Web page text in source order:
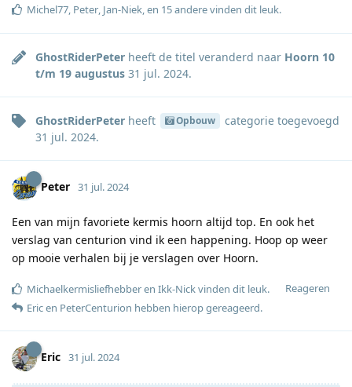
Michel77 Peter Jan-Niek , en 15anderevinden dit leuk.
GhostRiderPeter heeft de titel veranderd naar Hoorn 10
t/m 19 augustus 31 jul. 2024.
GhostRiderPeter heeft Opbouw categorietoegevoegd
31 jul. 2024.
Peter 31 jul. 2024
Een van mijn favoriete kermis hoorn altijd top. En ook het
verslag van centurion vind ik een happening. Hoop op weer
op mooie verhalen bij je verslagen over Hoorn.
Reageren
Michaelkermisliefhebberen Ikk-Nickvinden dit leuk.
Ericen PeterCenturion hebben hierop gereageerd.
Eric 31 jul. 2024